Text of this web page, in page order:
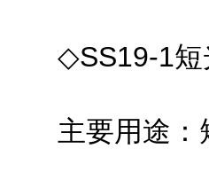
◇SS19-1短
主要用途